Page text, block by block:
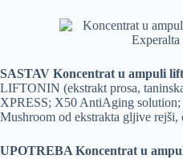
SASTAV Koncentrat u ampuli
LIFTONIN (ekstrakt prosa,
XPRESS; X50 AntiAging
Mushroom od ekstrakta gljive rejši,
UPOTREBA Koncentrat u